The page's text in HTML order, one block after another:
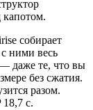
собирает
ними весь
даже те, что вы
без сжатия.
разом.
с.